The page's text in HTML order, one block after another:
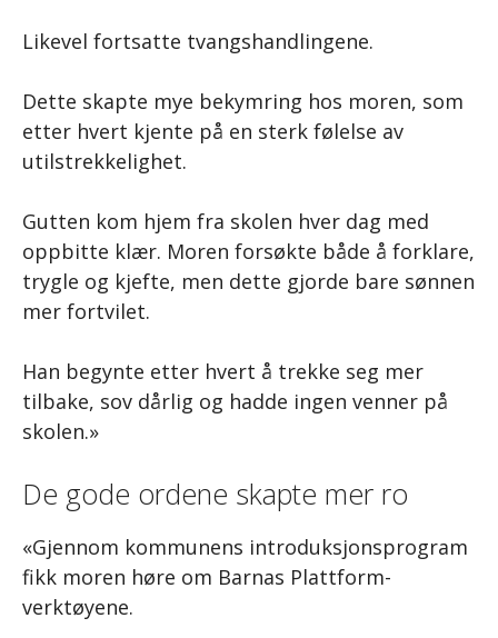
Likevel fortsatte tvangshandlingene.
Dette skapte mye bekymring hos moren, som
etter hvert kjente på en sterk følelse av
utilstrekkelighet.
Gutten kom hjem fra skolen hver dag med
oppbitte klær. Moren forsøkte både å forklare,
trygle og kjefte, men dette gjorde bare sønnen
mer fortvilet.
Han begynte etter hvert å trekke seg mer
tilbake, sov dårlig og hadde ingen venner på
skolen.»
De gode ordene skapte mer ro
«Gjennom kommunens introduksjonsprogram
fikk moren høre om Barnas Plattform-
verktøyene.